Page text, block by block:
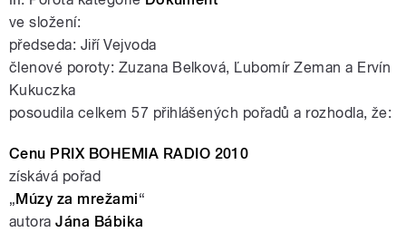
ve složení:
předseda: Jiří Vejvoda
členové poroty: Zuzana Belková, Ľubomír Zeman a Ervín
Kukuczka
posoudila celkem 57 přihlášených pořadů a rozhodla, že:
Cenu PRIX BOHEMIA RADIO 2010
získává pořad
„Múzy za mrežami“
autoraJána Bábika